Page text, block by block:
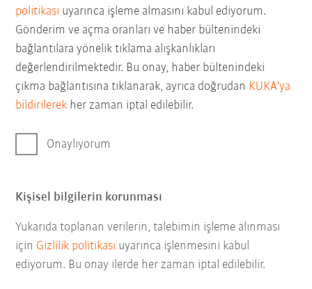
politikası uyarınca işleme almasını kabul ediyorum.
Gönderim ve açma oranları ve haber bültenindeki
bağlantılara yönelik tıklama alışkanlıkları
değerlendirilmektedir. Bu onay, haber bültenindeki
çıkma bağlantısına tıklanarak, ayrıca doğrudan KUKA'ya
bildirilerek her zaman iptal edilebilir.
Onaylıyorum
Kişisel bilgilerin korunması
Yukarıda toplanan verilerin, talebimin işleme alınması
için Gizlilik politikası uyarınca işlenmesini kabul
ediyorum. Bu onay ilerde her zaman iptal edilebilir.